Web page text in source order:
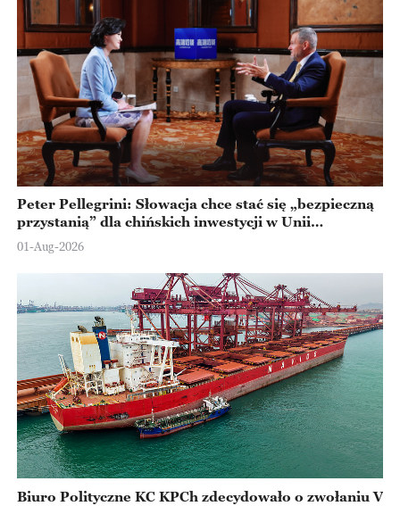
Peter Pellegrini: Słowacja chce stać się „bezpieczną
przystanią” dla chińskich inwestycji w Unii
Europejskiej
01-Aug-2026
Biuro Polityczne KC KPCh zdecydowało o zwołaniu V